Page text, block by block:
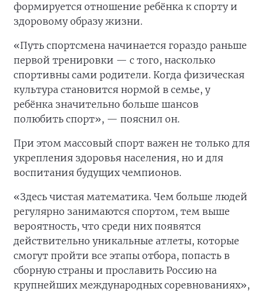
формируется отношение ребёнка к спорту и
здоровому образу жизни.
«Путь спортсмена начинается гораздо раньше
первой тренировки — с того, насколько
спортивны сами родители. Когда физическая
культура становится нормой в семье, у
ребёнка значительно больше шансов
полюбить спорт», — пояснил он.
При этом массовый спорт важен не только для
укрепления здоровья населения, но и для
воспитания будущих чемпионов.
«Здесь чистая математика. Чем больше людей
регулярно занимаются спортом, тем выше
вероятность, что среди них появятся
действительно уникальные атлеты, которые
смогут пройти все этапы отбора, попасть в
сборную страны и прославить Россию на
крупнейших международных соревнованиях»,